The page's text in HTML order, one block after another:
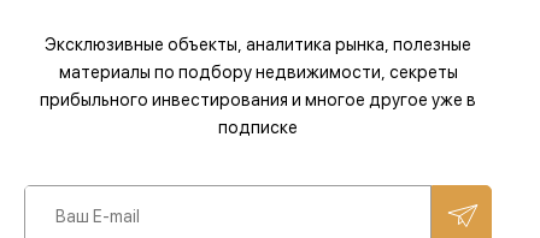
Эксклюзивные объекты, аналитика рынка, полезные
материалы по подбору недвижимости, секреты
прибыльного инвестирования и многое другое уже в
подписке